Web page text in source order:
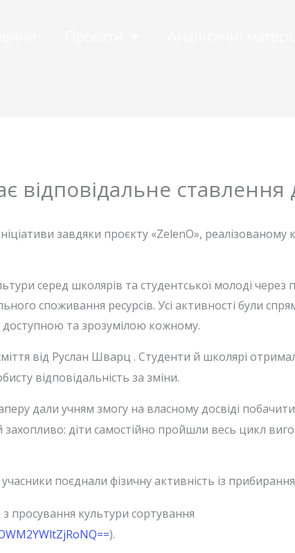
відповідальне ставлення
завдяки проєкту «ZelenO»,
серед школярів та студентської молоді через
споживання ресурсів. Усі активності були
доступною та зрозумілою кожному.
від Руслан Шварц . Студенти й школярі
відповідальність за зміни.
дали учням змогу на власному досвіді
діти самостійно пройшли весь цикл
поєднали фізичну активність із
просування культури сортування
).